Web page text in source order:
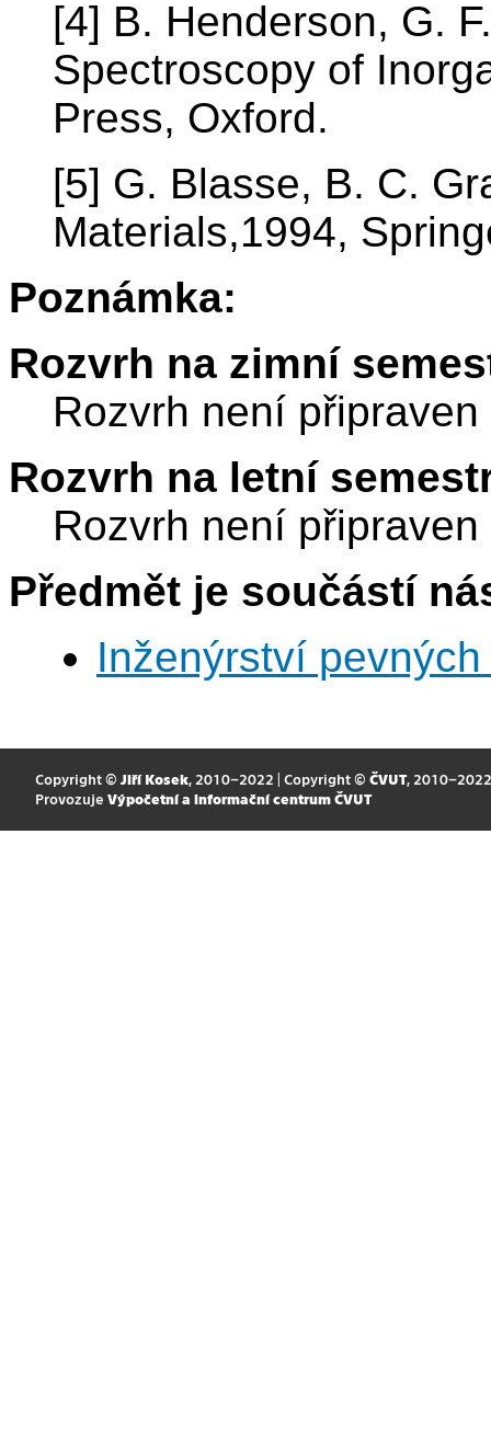
[4] B. Henderson, G.
Spectroscopy of
Press, Oxford.
[5] G. Blasse, B. C.
Materials,1994,
Poznámka:
Rozvrh na zimní
Rozvrh není připraven
Rozvrh na letní
Rozvrh není připraven
Předmět je součástí
Inženýrství
Copyright © Jiří Kosek, 2010–2022 | Copyright © ČVUT, 2010–2022
Provozuje Výpočetní a informační centrum ČVUT